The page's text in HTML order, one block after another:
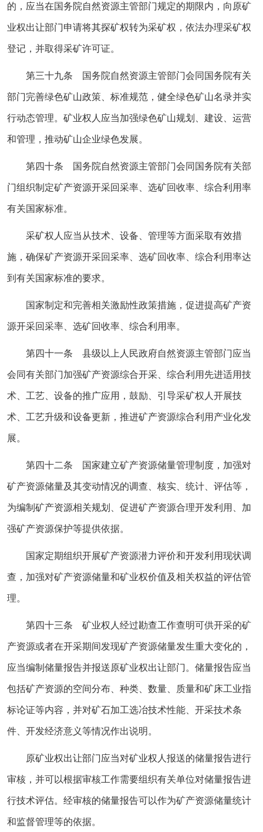
的，应当在国务院自然资源主管部门规定的期限内，向原矿
业权出让部门申请将其探矿权转为采矿权，依法办理采矿权
登记，并取得采矿许可证。
第三十九条 国务院自然资源主管部门会同国务院有关
部门完善绿色矿山政策、标准规范，健全绿色矿山名录并实
行动态管理。矿业权人应当加强绿色矿山规划、建设、运营
和管理，推动矿山企业绿色发展。
第四十条 国务院自然资源主管部门会同国务院有关部
门组织制定矿产资源开采回采率、选矿回收率、综合利用率
有关国家标准。
采矿权人应当从技术、设备、管理等方面采取有效措
施，确保矿产资源开采回采率、选矿回收率、综合利用率达
到有关国家标准的要求。
国家制定和完善相关激励性政策措施，促进提高矿产资
源开采回采率、选矿回收率、综合利用率。
第四十一条 县级以上人民政府自然资源主管部门应当
会同有关部门加强矿产资源综合开采、综合利用先进适用技
术、工艺、设备的推广应用，鼓励、引导采矿权人开展技
术、工艺升级和设备更新，推进矿产资源综合利用产业化发
展。
第四十二条 国家建立矿产资源储量管理制度，加强对
矿产资源储量及其变动情况的调查、核实、统计、评估等，
为编制矿产资源相关规划、促进矿产资源合理开发利用、加
强矿产资源保护等提供依据。
国家定期组织开展矿产资源潜力评价和开发利用现状调
查，加强对矿产资源储量和矿业权价值及相关权益的评估管
理。
第四十三条 矿业权人经过勘查工作查明可供开采的矿
产资源或者在开采期间发现矿产资源储量发生重大变化的，
应当编制储量报告并报送原矿业权出让部门。储量报告应当
包括矿产资源的空间分布、种类、数量、质量和矿床工业指
标论证等内容，并对矿石加工选冶技术性能、开采技术条
件、开发经济意义等情况作出说明。
原矿业权出让部门应当对矿业权人报送的储量报告进行
审核，并可以根据审核工作需要组织有关单位对储量报告进
行技术评估。经审核的储量报告可以作为矿产资源储量统计
和监督管理等的依据。